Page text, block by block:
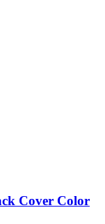
Cover Color